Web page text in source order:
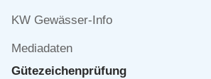
KW Gewässer-Info
Mediadaten
Gütezeichen­prüfung